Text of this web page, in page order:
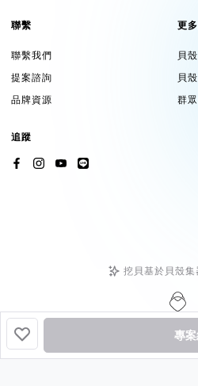
專
聯繫
聯繫我們
提案諮詢
品牌資源
更
貝
貝
群
追蹤
挖貝基於貝殼集
Backer-
貝殼放大股份有限公司 |